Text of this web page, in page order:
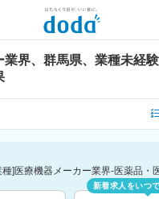
業界、群馬県、業種未経
新着求人をいつ